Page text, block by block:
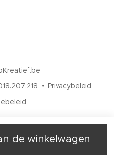
de winkelwagen
Privacybeleid